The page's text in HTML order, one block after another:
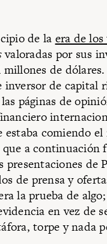
de la era de
valoradas por sus
millones de
de capital
páginas de
estaba comiendo
a continuación
presentaciones de
de prensa y
la prueba de
en vez de
torpe y nada